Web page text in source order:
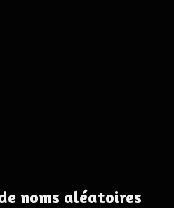
noms aléatoires